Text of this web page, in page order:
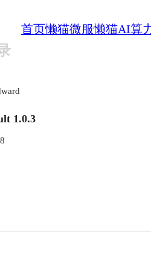
首页懒猫微服懒猫AI算
1.0.3